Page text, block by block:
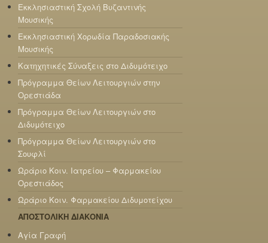
Εκκλησιαστική Σχολή Βυζαντινής
Μουσικής
Εκκλησιαστική Χορωδία Παραδοσιακής
Μουσικής
Κατηχητικές Σύναξεις στο Διδυμότειχο
Πρόγραμμα Θείων Λειτουργιών στην
Ορεστιάδα
Πρόγραμμα Θείων Λειτουργιών στο
Διδυμότειχο
Πρόγραμμα Θείων Λειτουργιών στο
Σουφλί
Ωράριο Κοιν. Ιατρείου – Φαρμακείου
Ορεστιάδος
Ωράριο Κοιν. Φαρμακείου Διδυμοτείχου
ΑΠΟΣΤΟΛΙΚΗ ΔΙΑΚΟΝΙΑ
Αγία Γραφή